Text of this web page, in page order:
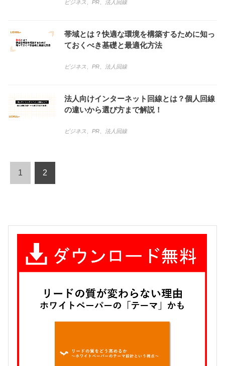
ビジネス PR 法人回線
帯域とは？快適な環境を構築するために知っ
ておくべき基礎と最適化方法
ビジネス PR 法人回線
法人向けインターネット回線とは？個人回線
の違いから選び方まで解説！
ビジネス PR 法人回線
1 2